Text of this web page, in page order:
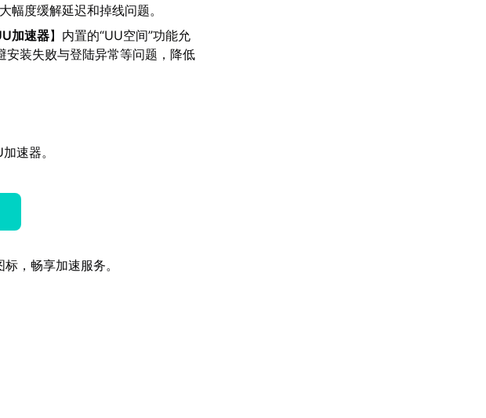
幅度缓解延迟和掉线问题。
加速器】内置的“UU空间”功能允
装失败与登陆异常等问题，降低
速器。
，畅享加速服务。